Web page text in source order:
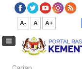
A- A A+
Carian...